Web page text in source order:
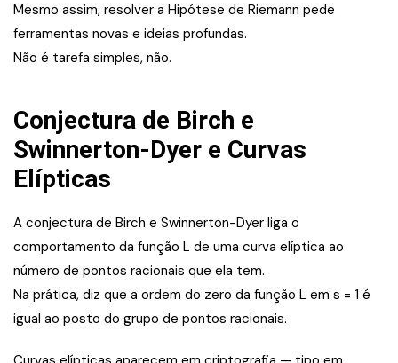
Mesmo assim, resolver a Hipótese de Riemann pede
ferramentas novas e ideias profundas.
Não é tarefa simples, não.
Conjectura de Birch e
Swinnerton-Dyer e Curvas
Elípticas
A conjectura de Birch e Swinnerton-Dyer liga o
comportamento da função L de uma curva elíptica ao
número de pontos racionais que ela tem.
Na prática, diz que a ordem do zero da função L em s = 1 é
igual ao posto do grupo de pontos racionais.